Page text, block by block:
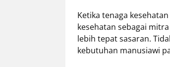
Ketika tenaga
kesehatan sebagai
lebih tepat sasaran.
kebutuhan manusiawi